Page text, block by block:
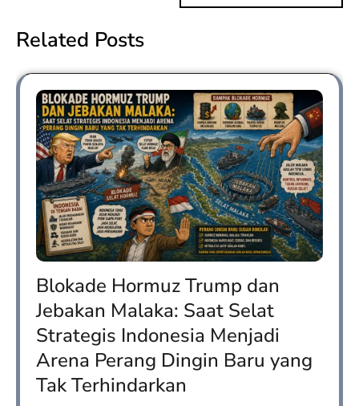
Related Posts
Blokade Hormuz Trump dan
Jebakan Malaka: Saat Selat
Strategis Indonesia Menjadi
Arena Perang Dingin Baru yang
Tak Terhindarkan